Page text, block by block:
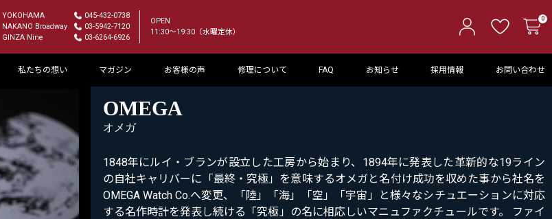
YOKOHAMA
045-432-0738
NAKANO Broadway
03-5942-7120
GINZA Nine
03-6264-6926
OPEN
11:30～19:30（水曜定休）
0
私たちの想い マガジン お客様の声 修理について FAQ お知らせ 採用情報 お問い合わせ
OMEGA
オメガ
1848年にルイ・ブランが設立した工房から始まり、1894年に発表した革新的な19ライン
の自社キャリバーに「最終・究極」を意味するオメガと名付け成功を収めた事から社名を
OMEGA Watch Co.へ変更、「陸」「海」「空」「宇宙」と様々なシチュエーションに対応
する名作時計を発表し続ける「究極」の名に相応しいマニュファクチュールです。 ファイ